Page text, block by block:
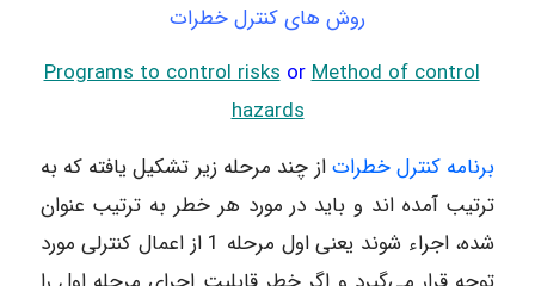
روش های کنترل خطرات
Programs to control risks orMethod of control
hazards
برنامه کنترل خطراتاز چند مرحله زیر تشکیل یافته که به
ترتیب آمده اند و باید در مورد هر خطر به ترتیب عنوان
شده، اجراء شوند یعنی اول مرحله 1 از اعمال کنترلی مورد